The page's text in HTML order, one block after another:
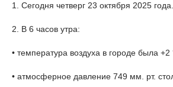
1. Сегодня четверг 23 октября 2025 года.
2. В 6 часов утра:
• температура воздуха в городе была +2
• атмосферное давление 749 мм. рт.